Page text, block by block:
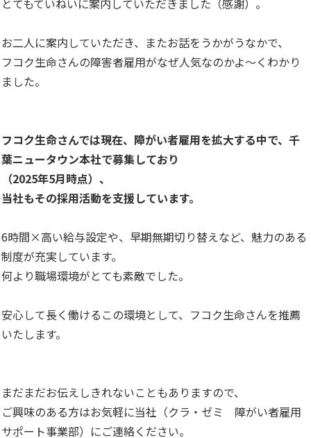
お二人に案内していただき、またお話をうかがうなかで、
フコク生命さんの障害者雇用がなぜ人気なのかよ～くわかり
ました。
フコク生命さんでは現在、障がい者雇用を拡大する中で、千
葉ニュータウン本社で募集しており
（2025年5月時点）、
当社もその採用活動を支援しています。
6時間×高い給与設定や、早期無期切り替えなど、魅力のある
制度が充実しています。
何より職場環境がとても素敵でした。
安心して長く働けるこの環境として、フコク生命さんを推薦
いたします。
まだまだお伝えしきれないこともありますので、
ご興味のある方はお気軽に当社（クラ・ゼミ 障がい者雇用
サポート事業部）にご連絡ください。